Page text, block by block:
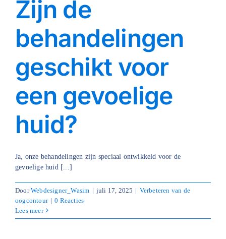
Zijn de
behandelingen
geschikt voor
een gevoelige
huid?
Ja, onze behandelingen zijn speciaal ontwikkeld voor de
gevoelige huid [...]
DoorWebdesigner_Wasim | juli 17, 2025 | Verbeteren van de
oogcontour | 0 Reacties
Lees meer